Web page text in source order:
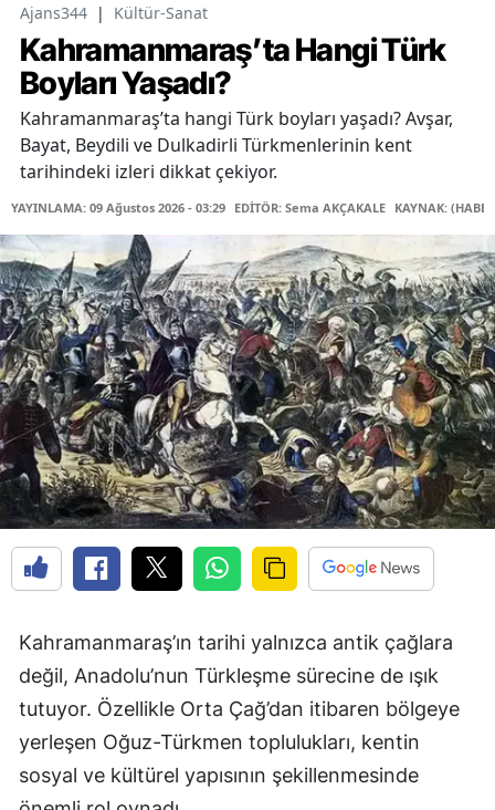
Ajans344 | Kültür-Sanat
Kahramanmaraş’ta Hangi Türk
Boyları Yaşadı?
Kahramanmaraş’ta hangi Türk boyları yaşadı? Avşar,
Bayat, Beydili ve Dulkadirli Türkmenlerinin kent
tarihindeki izleri dikkat çekiyor.
YAYINLAMA: 09 Ağustos 2026 - 03:29 EDİTÖR: Sema AKÇAKALE KAYNAK:
Kahramanmaraş’ın tarihi yalnızca antik çağlara
değil, Anadolu’nun Türkleşme sürecine de ışık
tutuyor. Özellikle Orta Çağ’dan itibaren bölgeye
yerleşen Oğuz-Türkmen toplulukları, kentin
sosyal ve kültürel yapısının şekillenmesinde